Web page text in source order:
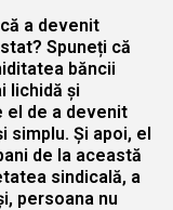
a devenit
Spuneți că
băncii
lichidă și
el de a devenit
simplu. Și apoi, el
de la această
sindicală, a
persoana nu